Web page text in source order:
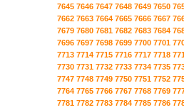
7645 7646 7647 7648 7649 7650
7662 7663 7664 7665 7666 7667
7679 7680 7681 7682 7683 7684
7696 7697 7698 7699 7700 7701
7713 7714 7715 7716 7717 7718
7730 7731 7732 7733 7734 7735
7747 7748 7749 7750 7751 7752
7764 7765 7766 7767 7768 7769
7781 7782 7783 7784 7785 7786